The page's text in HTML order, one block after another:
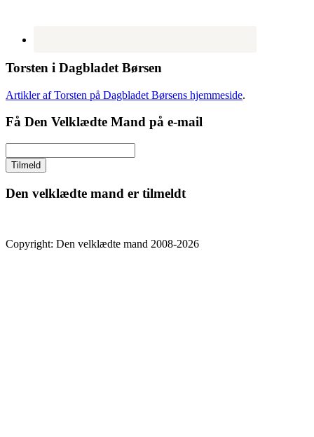
Torsten i Dagbladet Børsen
Artikler af Torsten på Dagbladet Børsens hjemmeside.
Få Den Velklædte Mand på e-mail
Den velklædte mand er tilmeldt
Copyright: Den velklædte mand 2008-2026